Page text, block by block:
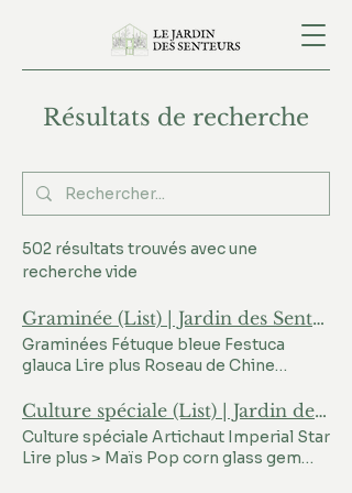
Résultats de recherche
502 résultats trouvés avec une
recherche vide
Graminée (List) | Jardin des Senteurs
Graminées Fétuque bleue Festuca
glauca Lire plus Roseau de Chine
Amourette Briza media Lire plus
Culture spéciale (List) | Jardin des Senteurs
Culture spéciale Artichaut Imperial Star
Lire plus > Maïs Pop corn glass gem